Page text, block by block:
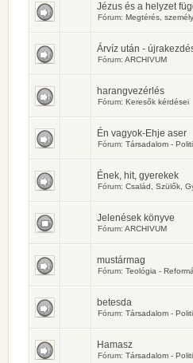
Jézus és a helyzet
Fórum: Megtérés,
Árvíz után -
Fórum: ARCHIVUM
harangvezérlés
Fórum: Keresők kérdései
Én vagyok-Ehje aser
Fórum: Társadalom -
Ének, hit, gyerekek
Fórum: Család, Szülők,
Jelenések könyve
Fórum: ARCHIVUM
mustármag
Fórum: Teológia -
betesda
Fórum: Társadalom -
Hamasz
Fórum: Társadalom -